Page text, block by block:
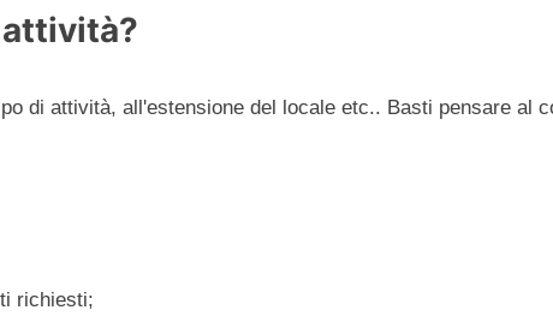
di attività, all'estensione del locale etc.. Basti pensare al
richiesti;